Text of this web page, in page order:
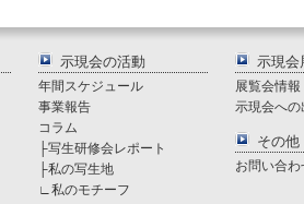
示現会の活動
年間スケジュール
事業報告
コラム
├写生研修会レポート
├私の写生地
∟ 私のモチーフ
示現会
展覧会情報
示現会へ
その他
お問い合